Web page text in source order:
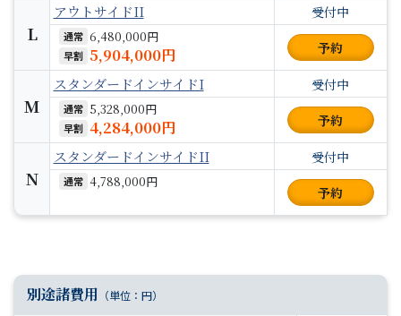
L
アウトサイドII 受付中
通常 6,480,000円
早割 5,904,000円 予約
M
スタンダードインサイドI 受付中
通常 5,328,000円
早割 4,284,000円 予約
N
スタンダードインサイドII 受付中
通常 4,788,000円
予約
別途諸費用 （単位：円）